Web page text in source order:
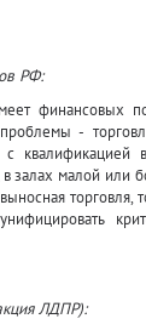
РФ:
финансовых
-
с квалификацией
в залах малой или
торговля,
ЛДПР):